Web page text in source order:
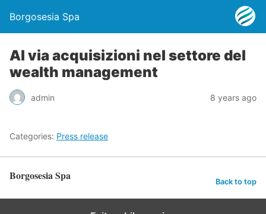
Borgosesia Spa
Al via acquisizioni nel settore del
wealth management
admin 8 years ago
Categories: Press release
Borgosesia Spa Back to top